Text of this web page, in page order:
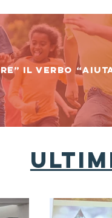
il verbo